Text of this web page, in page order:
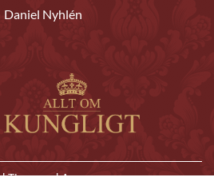
Daniel Nyhlén
|Tipsa oss|Annonsera